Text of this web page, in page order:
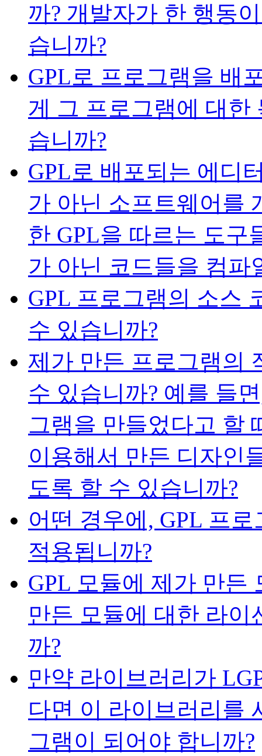
까? 개발자가 한 행동
습니까?
GPL로 프로그램을 배
게 그 프로그램에 대한
습니까?
GPL로 배포되는 에디
가 아닌 소프트웨어를
한 GPL을 따르는 도구
가 아닌 코드들을 컴파
GPL 프로그램의 소스
수 있습니까?
제가 만든 프로그램의
수 있습니까? 예를 들
그램을 만들었다고 할
이용해서 만든 디자인
도록 할 수 있습니까?
어떤 경우에, GPL 프
적용됩니까?
GPL 모듈에 제가 만든
만든 모듈에 대한 라이
까?
만약 라이브러리가
다면 이 라이브러리를
그램이 되어야 합니까?